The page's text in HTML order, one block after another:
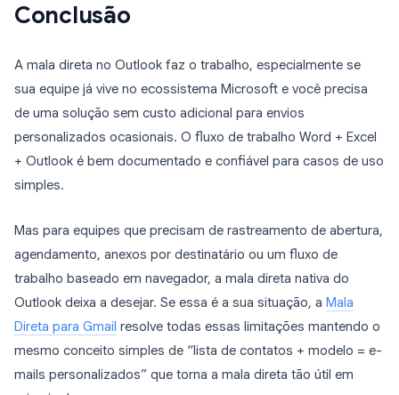
Conclusão
A mala direta no Outlook faz o trabalho, especialmente se
sua equipe já vive no ecossistema Microsoft e você precisa
de uma solução sem custo adicional para envios
personalizados ocasionais. O fluxo de trabalho Word + Excel
+ Outlook é bem documentado e confiável para casos de uso
simples.
Mas para equipes que precisam de rastreamento de abertura,
agendamento, anexos por destinatário ou um fluxo de
trabalho baseado em navegador, a mala direta nativa do
Outlook deixa a desejar. Se essa é a sua situação, a Mala
Direta para Gmail resolve todas essas limitações mantendo o
mesmo conceito simples de “lista de contatos + modelo = e-
mails personalizados” que torna a mala direta tão útil em